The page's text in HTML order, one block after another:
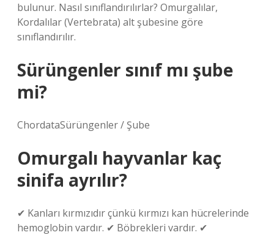
bulunur. Nasıl sınıflandırılırlar? Omurgalılar,
Kordalılar (Vertebrata) alt şubesine göre
sınıflandırılır.
Sürüngenler sınıf mı şube
mi?
ChordataSürüngenler / Şube
Omurgalı hayvanlar kaç
sinifa ayrılır?
✔ Kanları kırmızıdır çünkü kırmızı kan hücrelerinde
hemoglobin vardır. ✔ Böbrekleri vardır. ✔